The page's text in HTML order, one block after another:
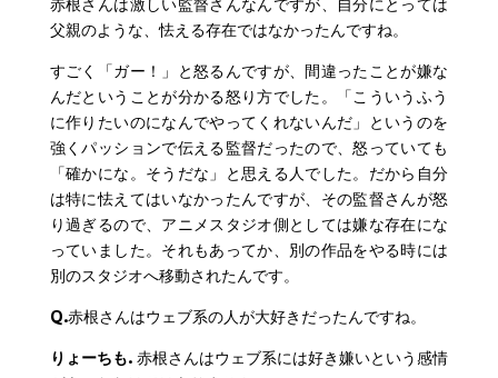
父親のような、怯える存在ではなかったんですね。
すごく「ガー！」と怒るんですが、間違ったことが嫌な
んだということが分かる怒り方でした。「こういうふう
に作りたいのになんでやってくれないんだ」というのを
強くパッションで伝える監督だったので、怒っていても
「確かにな。そうだな」と思える人でした。だから自分
は特に怯えてはいなかったんですが、その監督さんが怒
り過ぎるので、アニメスタジオ側としては嫌な存在にな
っていました。それもあってか、別の作品をやる時には
別のスタジオへ移動されたんです。
Q.赤根さんはウェブ系の人が大好きだったんですね。
りょーちも. 赤根さんはウェブ系には好き嫌いという感情